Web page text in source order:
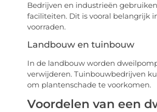
Bedrijven en industrieën
faciliteiten. Dit is vooral belangrijk
voorraden.
Landbouw en tuinbouw
In de landbouw worden
verwijderen. Tuinbouwbedrijven
om plantenschade te voorkomen.
Voordelen van een